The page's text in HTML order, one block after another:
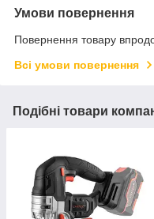
Умови повернення
Повернення товару
Всі умови повернення
Подібні товари